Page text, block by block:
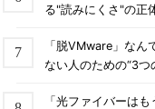
る"読みにくさ"の正
「脱VMware」な
ない人のための“3つ
「光ファイバーは